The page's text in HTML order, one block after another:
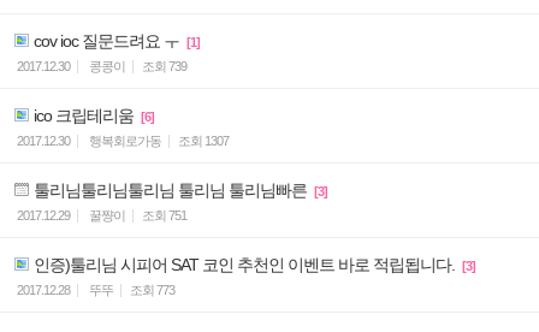
cov ioc 질문드려요 ㅜ [1]
2017.12.30
콩콩이 조회 739
ico 크립테리움 [6]
2017.12.30
행복회로가동 조회 1307
툴리님툴리님툴리님 툴리님 툴리님빠른 [3]
2017.12.29
꿀쨩이 조회 751
인증)툴리님 시피어 SAT 코인 추천인 이벤트 바로 적립됩니다.
[3]
2017.12.28
뚜뚜 조회 773